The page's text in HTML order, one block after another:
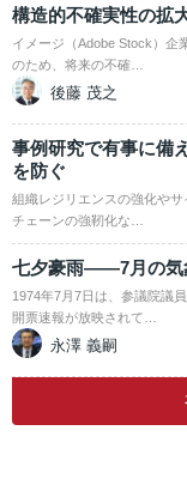
構造的不確実性の拡
イメージ（Adobe Stock）企
のため、将来の不確…
後藤 茂之
事例研究で有事に備
を防ぐ
組織レジリエンスの強化や
チェーンの強靭化な…
七夕豪雨――7月の
1974年7月7日は、参議院議
開票速報が放映されて…
永澤 義嗣